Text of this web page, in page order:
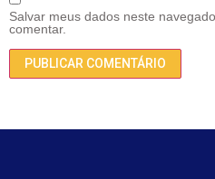
Salvar meus dados neste
comentar.